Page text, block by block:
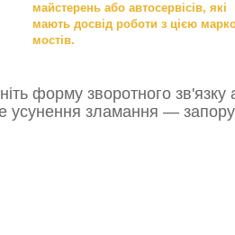
майстерень або автосервісів, які
мають досвід роботи з цією
мостів.
форму зворотного зв'язку
усунення зламання —